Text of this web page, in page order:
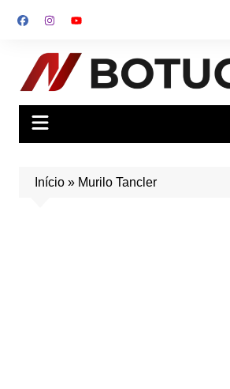
para
conteúdo
Início» Murilo Tancler